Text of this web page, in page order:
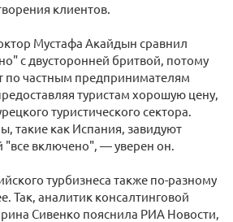
клиентов.
Мустафа Акайдын сравнил
с двусторонней бритвой, потому
по частным предпринимателям
туристам хорошую цену,
туристического сектора.
такие как Испания, завидуют
"все включено", — уверен он.
турбизнеса также по-разному
Так, аналитик консалтинговой
Сивенко пояснила РИА Новости,